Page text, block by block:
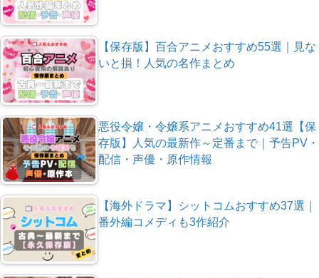
【保存版】百合アニメおすすめ55選｜見な
いと損！人気の名作まとめ
悪役令嬢・令嬢系アニメおすすめ41選【保
存版】人気の最新作～定番まで｜予告PV・
配信・声優・原作情報
【海外ドラマ】シットコムおすすめ37選｜
番外編コメディも3作紹介